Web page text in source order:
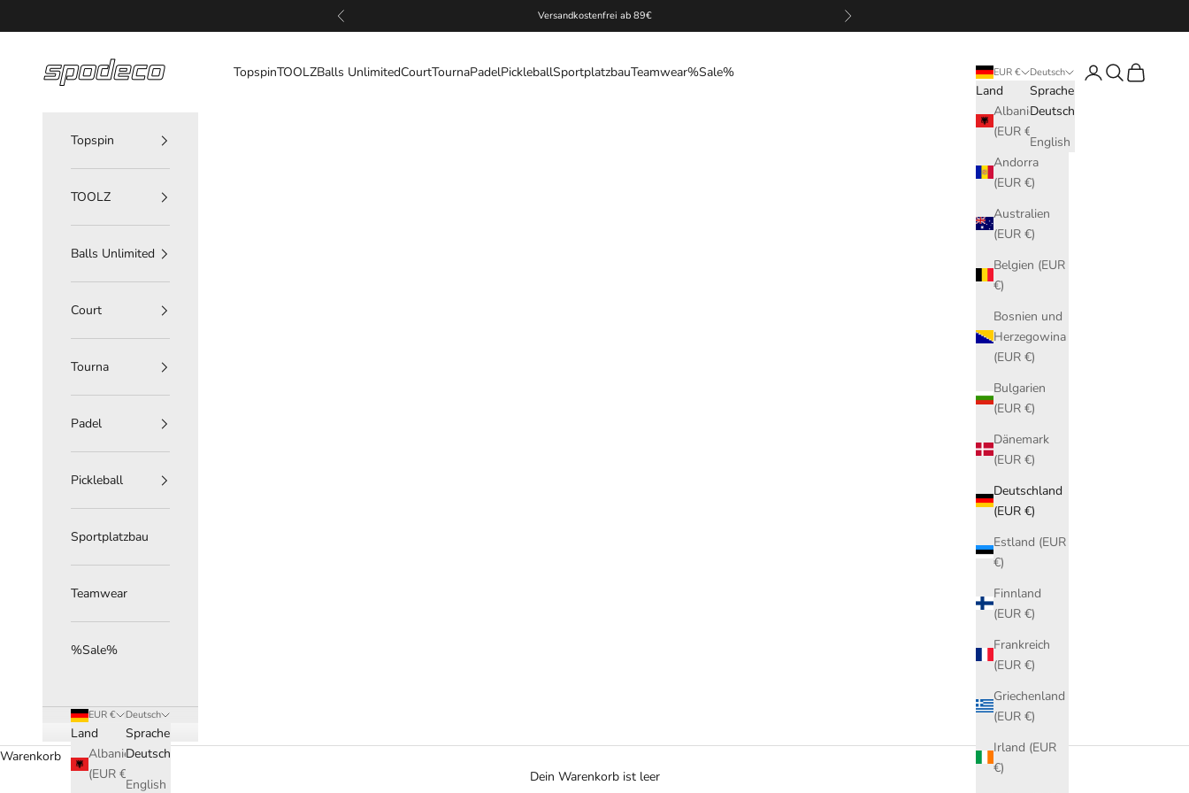
Zurück Versandkostenfrei ab 89€ Vor
spodeco TopspinTOOLZBalls UnlimitedCourtTournaPadelPickleballSportplatzbauTeamwear%Sale% EUR €
Land
Albanien
(EUR €)
Andorra
(EUR €)
Australien
(EUR €)
Belgien (EUR
€)
Bosnien und
Herzegowina
(EUR €)
Bulgarien
(EUR €)
Dänemark
(EUR €)
Deutschland
(EUR €)
Estland (EUR
€)
Finnland
(EUR €)
Frankreich
(EUR €)
Griechenland
(EUR €)
Irland (EUR
€)
Deutsch
Sprache
Deutsch
English
Anmelden
SuchenWarenkorb
Topspin
TOOLZ
Balls Unlimited
Court
Tourna
Padel
Pickleball
Sportplatzbau
Teamwear
%Sale%
EUR €
Land
Albanien
(EUR €)
Deutsch
Sprache
Deutsch
English
Warenkorb
Dein Warenkorb ist leer